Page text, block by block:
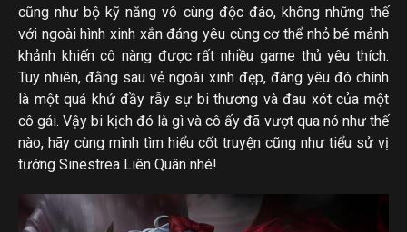
cũng như bộ kỹ năng vô cùng độc đáo, không những thế
với ngoài hình xinh xắn đáng yêu cùng cơ thể nhỏ bé mảnh
khảnh khiến cô nàng được rất nhiều game thủ yêu thích.
Tuy nhiên, đằng sau vẻ ngoài xinh đẹp, đáng yêu đó chính
là một quá khứ đầy rẫy sự bi thương và đau xót của một
cô gái. Vậy bi kịch đó là gì và cô ấy đã vượt qua nó như thế
nào, hãy cùng mình tìm hiểu cốt truyện cũng như tiểu sử vị
tướng Sinestrea Liên Quân nhé!